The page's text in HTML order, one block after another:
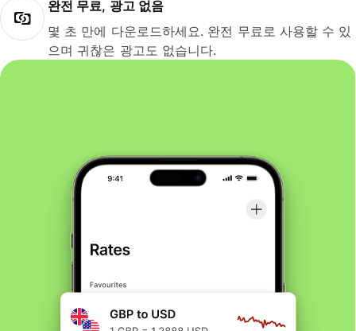
완전 무료, 광고 없음
몇 초 만에 다운로드하세요. 완전 무료로 사용할 수 있
으며 귀찮은 광고도 없습니다.